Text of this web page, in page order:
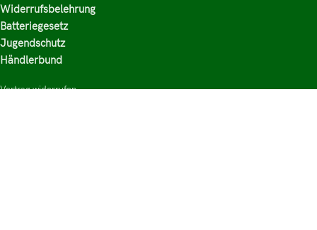
Widerrufsbelehrung
Batteriegesetz
Jugendschutz
Händlerbund
Vertrag widerrufen